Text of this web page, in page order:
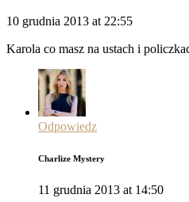
10 grudnia 2013 at 22:55
Karola co masz na ustach i
Odpowiedz
Charlize Mystery
11 grudnia 2013 at 14:50